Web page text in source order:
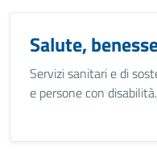
Salute,
Servizi sanitari e di
e persone con disabilità.